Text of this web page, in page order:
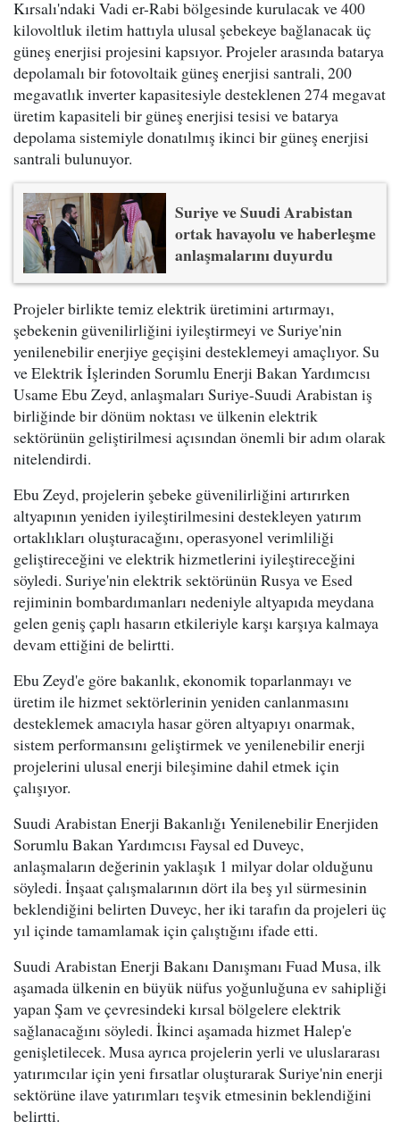
Kırsalı'ndaki Vadi er-Rabi bölgesinde kurulacak ve 400
kilovoltluk iletim hattıyla ulusal şebekeye bağlanacak üç
güneş enerjisi projesini kapsıyor. Projeler arasında batarya
depolamalı bir fotovoltaik güneş enerjisi santrali, 200
megavatlık inverter kapasitesiyle desteklenen 274 megavat
üretim kapasiteli bir güneş enerjisi tesisi ve batarya
depolama sistemiyle donatılmış ikinci bir güneş enerjisi
santrali bulunuyor.
Suriye ve Suudi Arabistan
ortak havayolu ve haberleşme
anlaşmalarını duyurdu
Projeler birlikte temiz elektrik üretimini artırmayı,
şebekenin güvenilirliğini iyileştirmeyi ve Suriye'nin
yenilenebilir enerjiye geçişini desteklemeyi amaçlıyor. Su
ve Elektrik İşlerinden Sorumlu Enerji Bakan Yardımcısı
Usame Ebu Zeyd, anlaşmaları Suriye-Suudi Arabistan iş
birliğinde bir dönüm noktası ve ülkenin elektrik
sektörünün geliştirilmesi açısından önemli bir adım olarak
nitelendirdi.
Ebu Zeyd, projelerin şebeke güvenilirliğini artırırken
altyapının yeniden iyileştirilmesini destekleyen yatırım
ortaklıkları oluşturacağını, operasyonel verimliliği
geliştireceğini ve elektrik hizmetlerini iyileştireceğini
söyledi. Suriye'nin elektrik sektörünün Rusya ve Esed
rejiminin bombardımanları nedeniyle altyapıda meydana
gelen geniş çaplı hasarın etkileriyle karşı karşıya kalmaya
devam ettiğini de belirtti.
Ebu Zeyd'e göre bakanlık, ekonomik toparlanmayı ve
üretim ile hizmet sektörlerinin yeniden canlanmasını
desteklemek amacıyla hasar gören altyapıyı onarmak,
sistem performansını geliştirmek ve yenilenebilir enerji
projelerini ulusal enerji bileşimine dahil etmek için
çalışıyor.
Suudi Arabistan Enerji Bakanlığı Yenilenebilir Enerjiden
Sorumlu Bakan Yardımcısı Faysal ed Duveyc,
anlaşmaların değerinin yaklaşık 1 milyar dolar olduğunu
söyledi. İnşaat çalışmalarının dört ila beş yıl sürmesinin
beklendiğini belirten Duveyc, her iki tarafın da projeleri üç
yıl içinde tamamlamak için çalıştığını ifade etti.
Suudi Arabistan Enerji Bakanı Danışmanı Fuad Musa, ilk
aşamada ülkenin en büyük nüfus yoğunluğuna ev sahipliği
yapan Şam ve çevresindeki kırsal bölgelere elektrik
sağlanacağını söyledi. İkinci aşamada hizmet Halep'e
genişletilecek. Musa ayrıca projelerin yerli ve uluslararası
yatırımcılar için yeni fırsatlar oluşturarak Suriye'nin enerji
sektörüne ilave yatırımları teşvik etmesinin beklendiğini
belirtti.